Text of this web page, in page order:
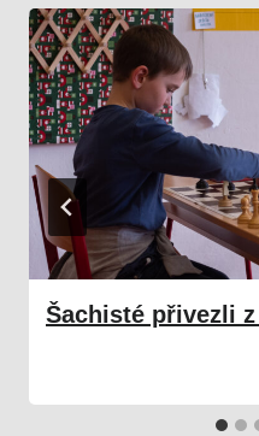
Šachisté přivezli